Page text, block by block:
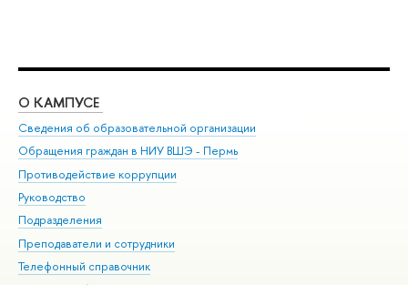
О КАМПУСЕ
Сведения об образовательной организации
Обращения граждан в НИУ ВШЭ - Пермь
Противодействие коррупции
Руководство
Подразделения
Преподаватели и сотрудники
Телефонный справочник